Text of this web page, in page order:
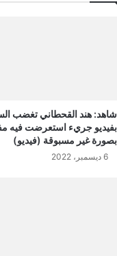
شاهد: هند القحطاني تغضب
بفيديو جريء استعرضت فيه
بصورة غير مسبوقة (فيديو)
6 ديسمبر، 2022